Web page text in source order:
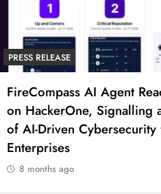
PRESS RELEASE
FireCompass AI Agent
on HackerOne, Signalling
of AI-Driven
Enterprises
8 months ago